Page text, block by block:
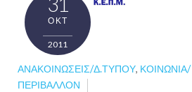
ΟΚΤ
2011
ΑΝΑΚΟΙΝΏΣΕΙΣ/Δ.ΤΎΠΟΥ, ΚΟΙΝΩΝΊΑ/
ΠΕΡΙΒΆΛΛΟΝ